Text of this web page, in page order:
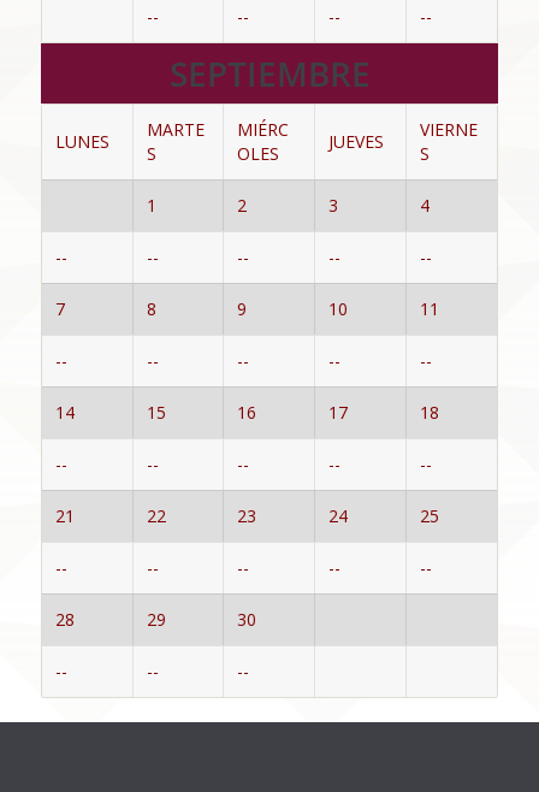
-- -- -- --
SEPTIEMBRE
LUNES
MARTE
S
MIÉRC
OLES
JUEVES
VIERNE
S
1 2 3 4
-- -- -- -- --
7 8 9 10 11
-- -- -- -- --
14 15 16 17 18
-- -- -- -- --
21 22 23 24 25
-- -- -- -- --
28 29 30
-- -- --